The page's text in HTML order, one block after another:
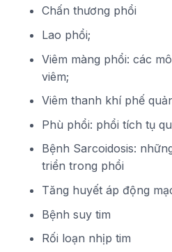
Chấn thương phổi
Lao phổi;
Viêm màng phổi: các
viêm;
Viêm thanh khí phế
Phù phổi: phổi tích tụ
Bệnh Sarcoidosis:
triển trong phổi
Tăng huyết áp động
Bệnh suy tim
Rối loạn nhịp tim